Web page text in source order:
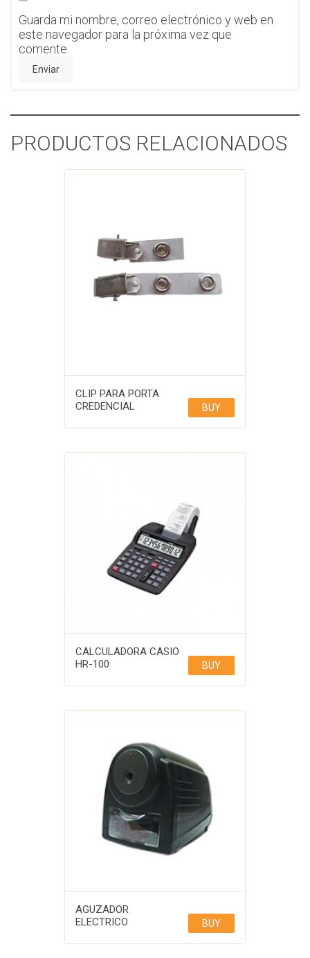
Guarda mi nombre, correo electrónico y web en
este navegador para la próxima vez que
comente.
PRODUCTOS RELACIONADOS
CLIP PARA PORTA
CREDENCIAL
BUY
CALCULADORA CASIO
HR-100
BUY
AGUZADOR
ELECTRICO
BUY